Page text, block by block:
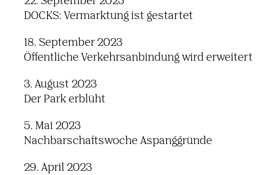
DOCKS: Vermarktung ist gestartet
18. September 2023
Öffentliche Verkehrsanbindung wird erweitert
3. August 2023
Der Park erblüht
5. Mai 2023
Nachbarschaftswoche Aspanggründe
29. April 2023